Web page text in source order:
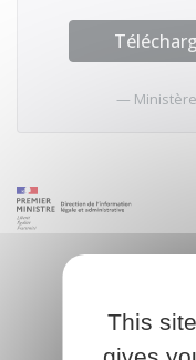
This